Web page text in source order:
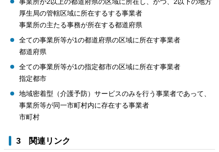
事業所が2以上の都道府県の区域に所在し、かつ、2以下の地方
厚生局の管轄区域に所在するする事業者
事業所の主たる事務が所在する都道府県
全ての事業所等が1の都道府県の区域に所在す事業者
都道府県
全ての事業所等が1の指定都市の区域に所在す事業者
指定都市
地域密着型（介護予防）サービスのみを行う事業者であって、
事業所等が同一市町村内に存在する事業者
市町村
3 関連リンク